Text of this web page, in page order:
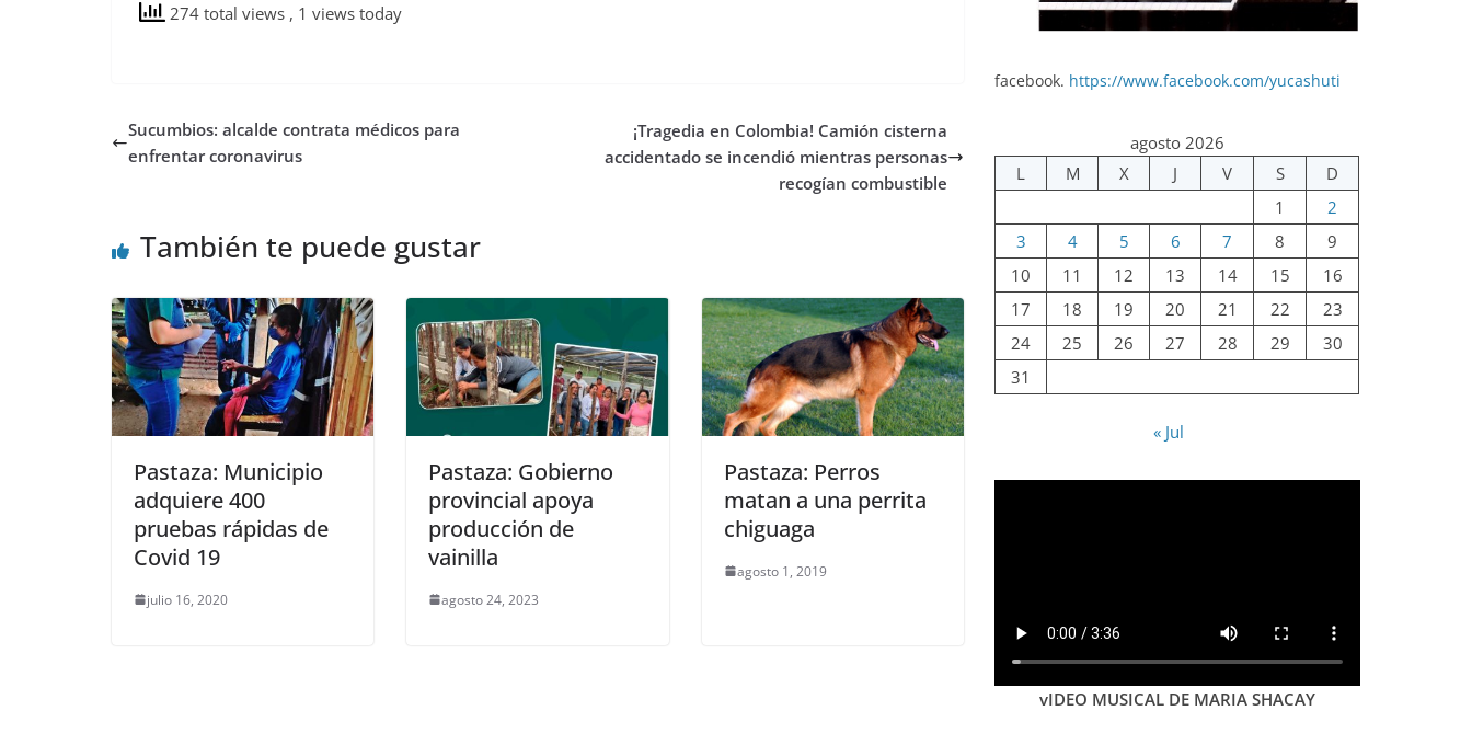
274 total views , 1 views today
Sucumbios: alcalde contrata médicos para
enfrentar coronavirus
¡Tragedia en Colombia! Camión cisterna
accidentado se incendió mientras personas
recogían combustible
También te puede gustar
Pastaza: Municipio
adquiere 400
pruebas rápidas de
Covid 19
julio 16, 2020
Pastaza: Gobierno
provincial apoya
producción de
vainilla
agosto 24, 2023
Pastaza: Perros
matan a una perrita
chiguaga
agosto 1, 2019
facebook. https://www.facebook.com/yucashuti
agosto 2026
L
M X J V S
D
1
2
3
4 5 6 7 8
9
10
11 12 13 14 15
16
17
18 19 20 21 22
23
24
25 26 27 28 29
30
31
« Jul
vIDEO MUSICAL DE MARIA SHACAY